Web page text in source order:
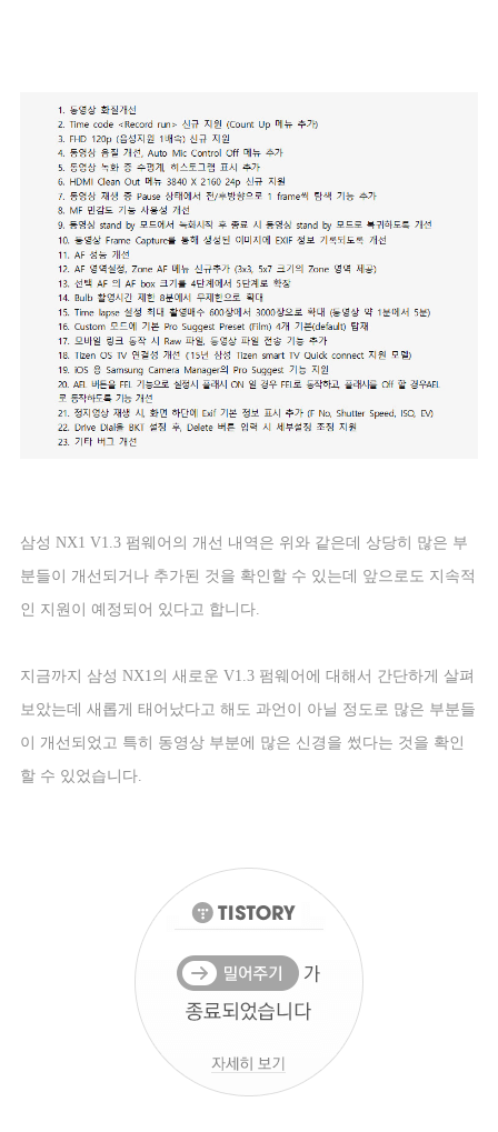
삼성 NX1 V1.3 펌웨어의 개선 내역은 위와 같은데 상당히 많은 부
분들이 개선되거나 추가된 것을 확인할 수 있는데 앞으로도 지속적
인 지원이 예정되어 있다고 합니다
지금까지 삼성 NX1 의 새로운 V1.3 펌웨어에 대해서 간단하게 살펴
보았는데 새롭게 태어났다고 해도 과언이 아닐 정도로 많은 부분들
이 개선되었고 특히 동영상 부분에 많은 신경을 썼다는 것을 확인
할 수 있었습니다